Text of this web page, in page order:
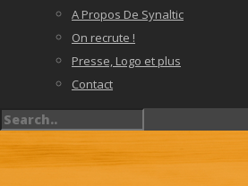
A Propos De Synaltic
On recrute !
Presse, Logo et plus
Contact